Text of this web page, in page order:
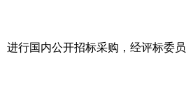
进行国内公开招标采购，经评标委员